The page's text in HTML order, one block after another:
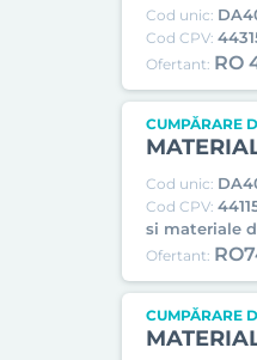
Cod unic:
Cod CPV:
Ofertant: RO
CUMPĂRARE
Cod unic:
Cod CPV:
si materiale
Ofertant:
CUMPĂRARE